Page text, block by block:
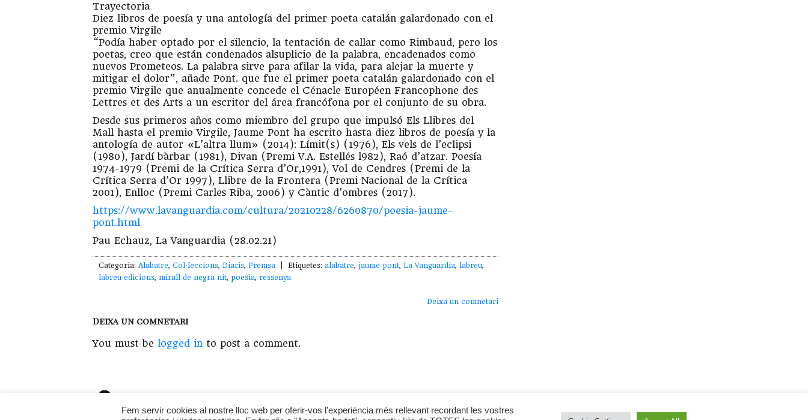
Trayectoria
Diez libros de poesía y una antología del primer poeta catalán galardonado con el
premio Virgile
“Podía haber optado por el silencio, la tentación de callar como Rimbaud, pero los
poetas, creo que están condenados alsuplicio de la palabra, encadenados como
nuevos Prometeos. La palabra sirve para afilar la vida, para alejar la muerte y
mitigar el dolor”, añade Pont. que fue el primer poeta catalán galardonado con el
premio Virgile que anualmente concede el Cénacle Européen Francophone des
Lettres et des Arts a un escritor del área francófona por el conjunto de su obra.
Desde sus primeros años como miembro del grupo que impulsó Els Llibres del
Mall hasta el premio Virgile, Jaume Pont ha escrito hasta diez libros de poesía y la
antología de autor «L’altra llum» (2014): Límit(s) (1976), Els vels de l’eclipsi
(1980), Jardí bàrbar (1981), Divan (Premi V.A. Estellés l982), Raó d’atzar. Poesía
1974-1979 (Premi de la Crítica Serra d’Or,1991), Vol de Cendres (Premi de la
Crítica Serra d’Or 1997), Llibre de la Frontera (Premi Nacional de la Crítica
2001), Enlloc (Premi Carles Riba, 2006) y Càntic d’ombres (2017).
https://www.lavanguardia.com/cultura/20210228/6260870/poesia-jaume-
pont.html
Pau Echauz, La Vanguardia (28.02.21)
Categoria:Alabatre,Col·leccions,Diaris,Premsa | Etiquetes:alabatre,jaume pont,La Vanguardia,labreu,
labreu edicions, mirall de negra nit, poesia, ressenya
Deixa un comnetari
Deixa un comnetari
You must belogged in to post a comment.
Fem servir cookies al nostre lloc web per oferir-vos l'experiència més rellevant recordant les vostres